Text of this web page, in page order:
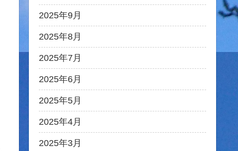
2025年9月
2025年8月
2025年7月
2025年6月
2025年5月
2025年4月
2025年3月